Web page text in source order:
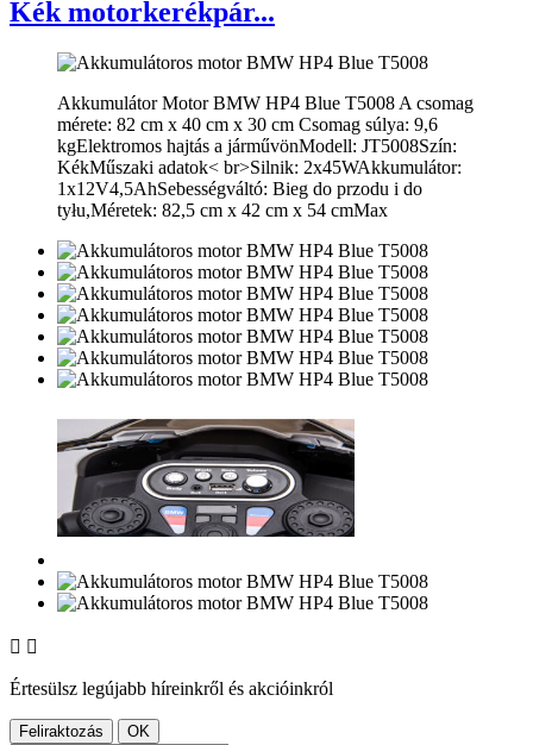
Kék motorkerékpár...
Akkumulátor Motor BMW HP4 Blue T5008 A csomag
mérete: 82 cm x 40 cm x 30 cm Csomag súlya: 9,6
kgElektromos hajtás a járművönModell: JT5008Szín:
KékMűszaki adatok< br>Silnik: 2x45WAkkumulátor:
1x12V4,5AhSebességváltó: Bieg do przodu i do
tyłu,Méretek: 82,5 cm x 42 cm x 54 cmMax
 
Értesülsz legújabb híreinkről és akcióinkról